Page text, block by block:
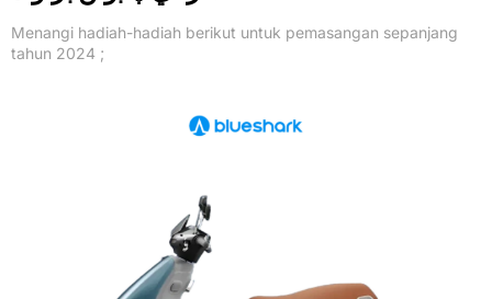
Menangi hadiah-hadiah berikut untuk pemasangan sepanjang
tahun 2024 ;